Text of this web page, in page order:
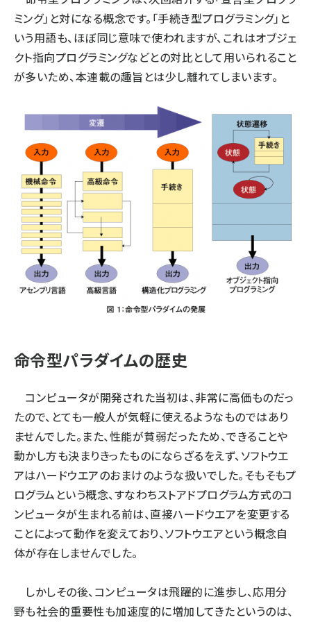
ミング」と対になる概念です。「手続き型プログラミング」と
いう用語も、ほぼ同じ意味で使われますが、これはオブジェ
クト指向プログラミングなどとの対比として用いられること
が多いため、本連載の趣旨とは少し離れてしまいます。
命令型パラダイムの歴史
コンピュータが開発された当初は、非常に高価ものだっ
たので、とても一般人が気軽に使えるようなものではあり
ませんでした。また、性能が貧弱だったため、できることや
動かし方も決まりきったものにならざるをえず、ソフトウエ
アはハードウエアのおまけのような扱いでした。そもそもプ
ログラムという概念、すなわちストアドプログラム方式のコ
ンピュータが生まれる前は、直接ハードウエアを変更する
ことによって動作を変えており、ソフトウエアという概念自
体が存在しませんでした。
しかしその後、コンピュータは飛躍的に進歩し、応用分
野も社会的重要性も加速度的に増加してきたというのは、